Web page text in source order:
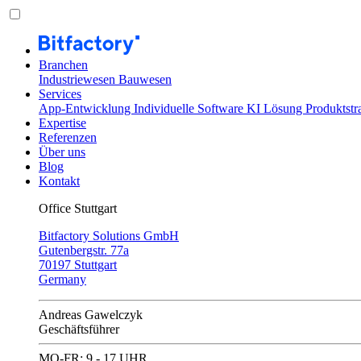
Branchen
Industriewesen Bauwesen
Services
App-Entwicklung Individuelle Software KI Lösung
Expertise
Referenzen
Über uns
Blog
Kontakt
Office Stuttgart
Bitfactory Solutions GmbH
Gutenbergstr. 77a
70197 Stuttgart
Germany
Andreas Gawelczyk
Geschäftsführer
MO-FR: 9 - 17 UHR